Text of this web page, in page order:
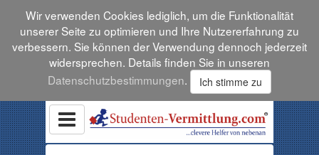
Wir verwenden Cookies lediglich, um die Funktionalität
unserer Seite zu optimieren und Ihre Nutzererfahrung zu
verbessern. Sie können der Verwendung dennoch jederzeit
widersprechen. Details finden Sie in unseren
Datenschutzbestimmungen. Ich stimme zu